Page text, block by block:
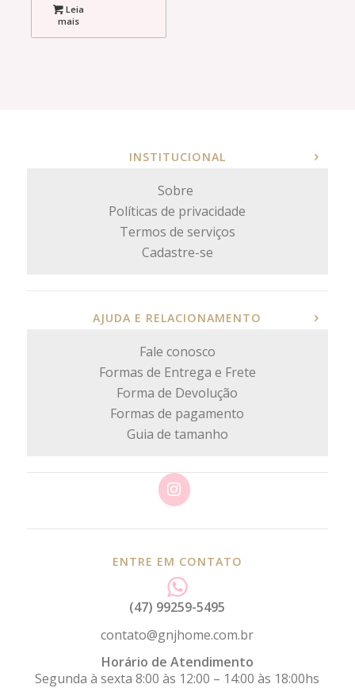
Leia
mais
INSTITUCIONAL
Sobre
Políticas de privacidade
Termos de serviços
Cadastre-se
AJUDA E RELACIONAMENTO
Fale conosco
Formas de Entrega e Frete
Forma de Devolução
Formas de pagamento
Guia de tamanho
ENTRE EM CONTATO
(47) 99259-5495
contato@gnjhome.com.br
Horário de Atendimento
Segunda à sexta 8:00 às 12:00 – 14:00 às 18:00hs